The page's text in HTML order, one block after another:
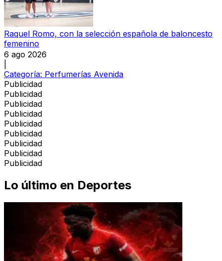
Raquel Romo, con la selección española de baloncesto
femenino
6 ago 2026
Categoría: Perfumerías Avenida
Publicidad
Publicidad
Publicidad
Publicidad
Publicidad
Publicidad
Publicidad
Publicidad
Publicidad
Lo último en Deportes